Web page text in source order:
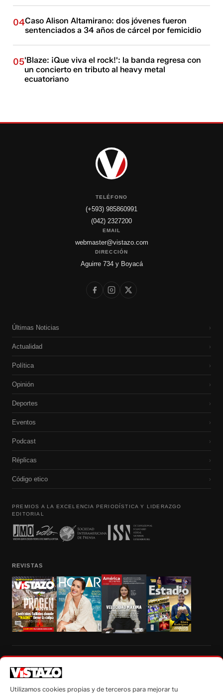
04Caso Alison Altamirano: dos jóvenes fueron
sentenciados a 34 años de cárcel por femicidio
05'Blaze: ¡Que viva el rock!': la banda regresa con
un concierto en tributo al heavy metal
ecuatoriano
TELÉFONO
(+593) 985860991
(042) 2327200
EMAIL
webmaster@vistazo.com
DIRECCIÓN
Aguirre 734 y Boyacá
Últimas Noticias ›
Actualidad ›
Política ›
Opinión ›
Deportes ›
Eventos ›
Podcast ›
Réplicas ›
Código etico ›
PREMIOS A LA EXCELENCIA PERIODÍSTICA Y LIDERAZGO
EDITORIAL
REVISTAS
autorización escrita de su titular, de todos los contenidos de Vistazo.com.
Utilizamos cookies propias y de terceros para mejorar tu